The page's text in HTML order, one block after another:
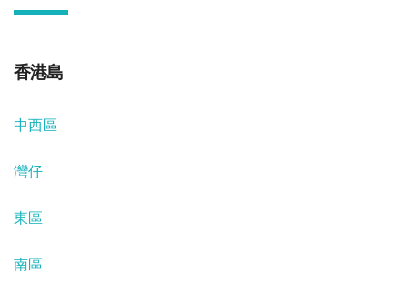
香港島
中西區
灣仔
東區
南區